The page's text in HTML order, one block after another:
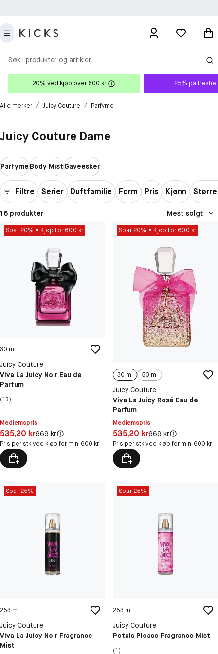
Søk i produkter og artikler
20% ved kjøp over 600 kr! 25% på freshe
Alle merker / Juicy Couture / Parfyme
Juicy Couture Dame
ParfymeBody MistGaveesker
Filtre Serier Duftfamilie Form Pris Kjønn
16 produkter Mest solgt
Spar 20% Kjøp for 600 kr
30 ml
Juicy Couture
Viva La Juicy Noir Eau de
Parfum
(13)
Medlemspris
Pris: 535,20 kr
535,20 krOriginal pris:
669 kr
Pris per stk ved kjøp for min. 600 kr
Spar 20% Kjøp for 600 kr
30 ml 50 ml
Juicy Couture
Viva La Juicy Rosé Eau de
Parfum
Medlemspris
Pris: 535,20 kr
535,20 krOriginal pris:
669 kr
Pris per stk ved kjøp for min. 600 kr
Spar 25%
253 ml
Juicy Couture
Viva La Juicy Noir Fragrance
Mist
Spar 25%
253 ml
Juicy Couture
Petals Please Fragrance Mist
(1)